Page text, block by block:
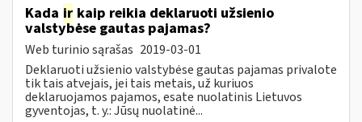
Kada ir kaip reikia deklaruoti užsienio
valstybėse gautas pajamas?
Web turinio sąrašas 2019-03-01
Deklaruoti užsienio valstybėse gautas pajamas privalote
tik tais atvejais, jei tais metais, už kuriuos
deklaruojamos pajamos, esate nuolatinis Lietuvos
gyventojas, t. y.: Jūsų nuolatinė...